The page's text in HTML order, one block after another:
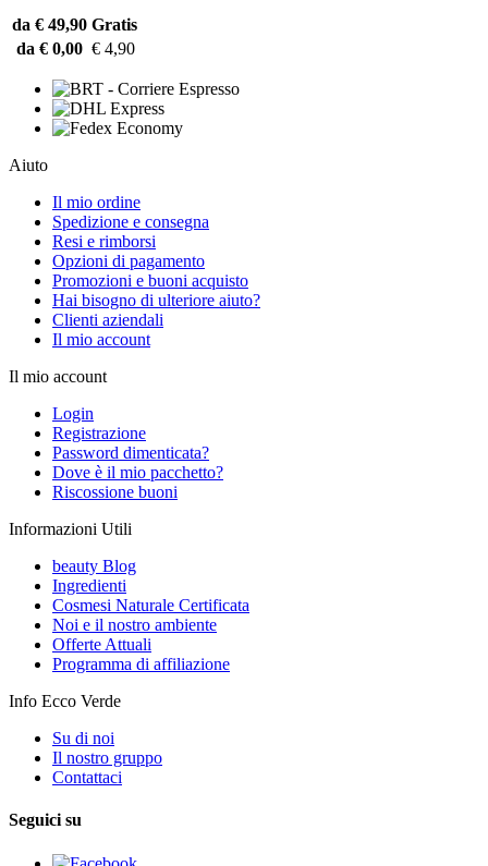
da € 49,90 Gratis
da € 0,00 € 4,90
Aiuto
Il mio ordine
Spedizione e consegna
Resi e rimborsi
Opzioni di pagamento
Promozioni e buoni acquisto
Hai bisogno di ulteriore aiuto?
Clienti aziendali
Il mio account
Il mio account
Login
Registrazione
Password dimenticata?
Dove è il mio pacchetto?
Riscossione buoni
Informazioni Utili
beauty Blog
Ingredienti
Cosmesi Naturale Certificata
Noi e il nostro ambiente
Offerte Attuali
Programma di affiliazione
Info Ecco Verde
Su di noi
Il nostro gruppo
Contattaci
Seguici su